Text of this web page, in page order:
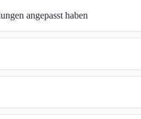
angepasst haben